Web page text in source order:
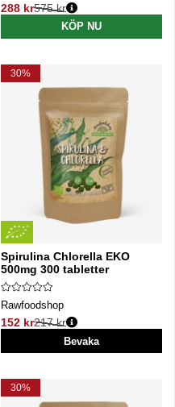
288 kr
Ordinarie pris:
575 kr
KÖP NU
30%
Spirulina Chlorella EKO
500mg 300 tabletter
Rawfoodshop
152 kr
Ordinarie pris:
217 kr
Bevaka
30%